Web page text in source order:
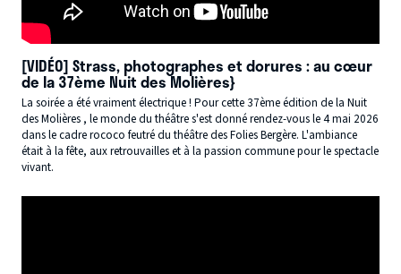
[VIDÉO] Strass, photographes et dorures : au cœur
de la 37ème Nuit des Molières}
La soirée a été vraiment électrique ! Pour cette 37ème édition de la Nuit
des Molières , le monde du théâtre s'est donné rendez-vous le 4 mai 2026
dans le cadre rococo feutré du théâtre des Folies Bergère. L'ambiance
était à la fête, aux retrouvailles et à la passion commune pour le spectacle
vivant.